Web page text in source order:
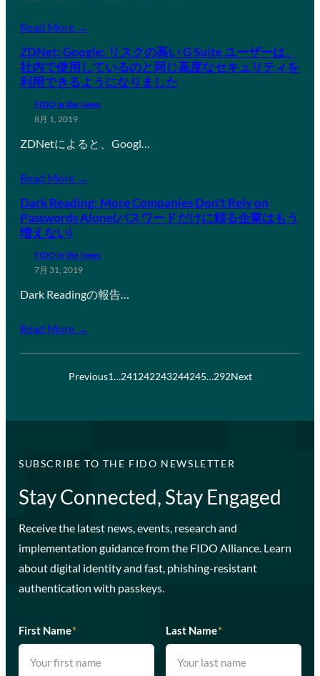
Read More →
ZDNet: Google: リスクの高い G Suite ユーザーは、
社内で使用しているのと同じ高度なセキュリティを
利用できるようになりました
FIDO in the News
8月 1, 2019
ZDNetによると、Googl…
Read More →
Dark Reading: More Companies Don’t Rely on
Passwords Alone(パスワードだけに頼る企業はもう
増えない)
FIDO in the News
7月 31, 2019
Dark Readingの報告…
Read More →
Previous1…241242243244245…292Next
SUBSCRIBE TO THE FIDO NEWSLETTER
Stay Connected, Stay Engaged
Receive the latest news, events, research and
implementation guidance from the FIDO Alliance. Learn
about digital identity and fast, phishing-resistant
authentication with passkeys.
First Name* Last Name*